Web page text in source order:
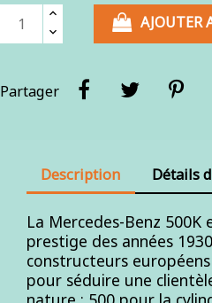
AJOUTER
Partager
Description Détails
La Mercedes-Benz
prestige des années
constructeurs
pour séduire une